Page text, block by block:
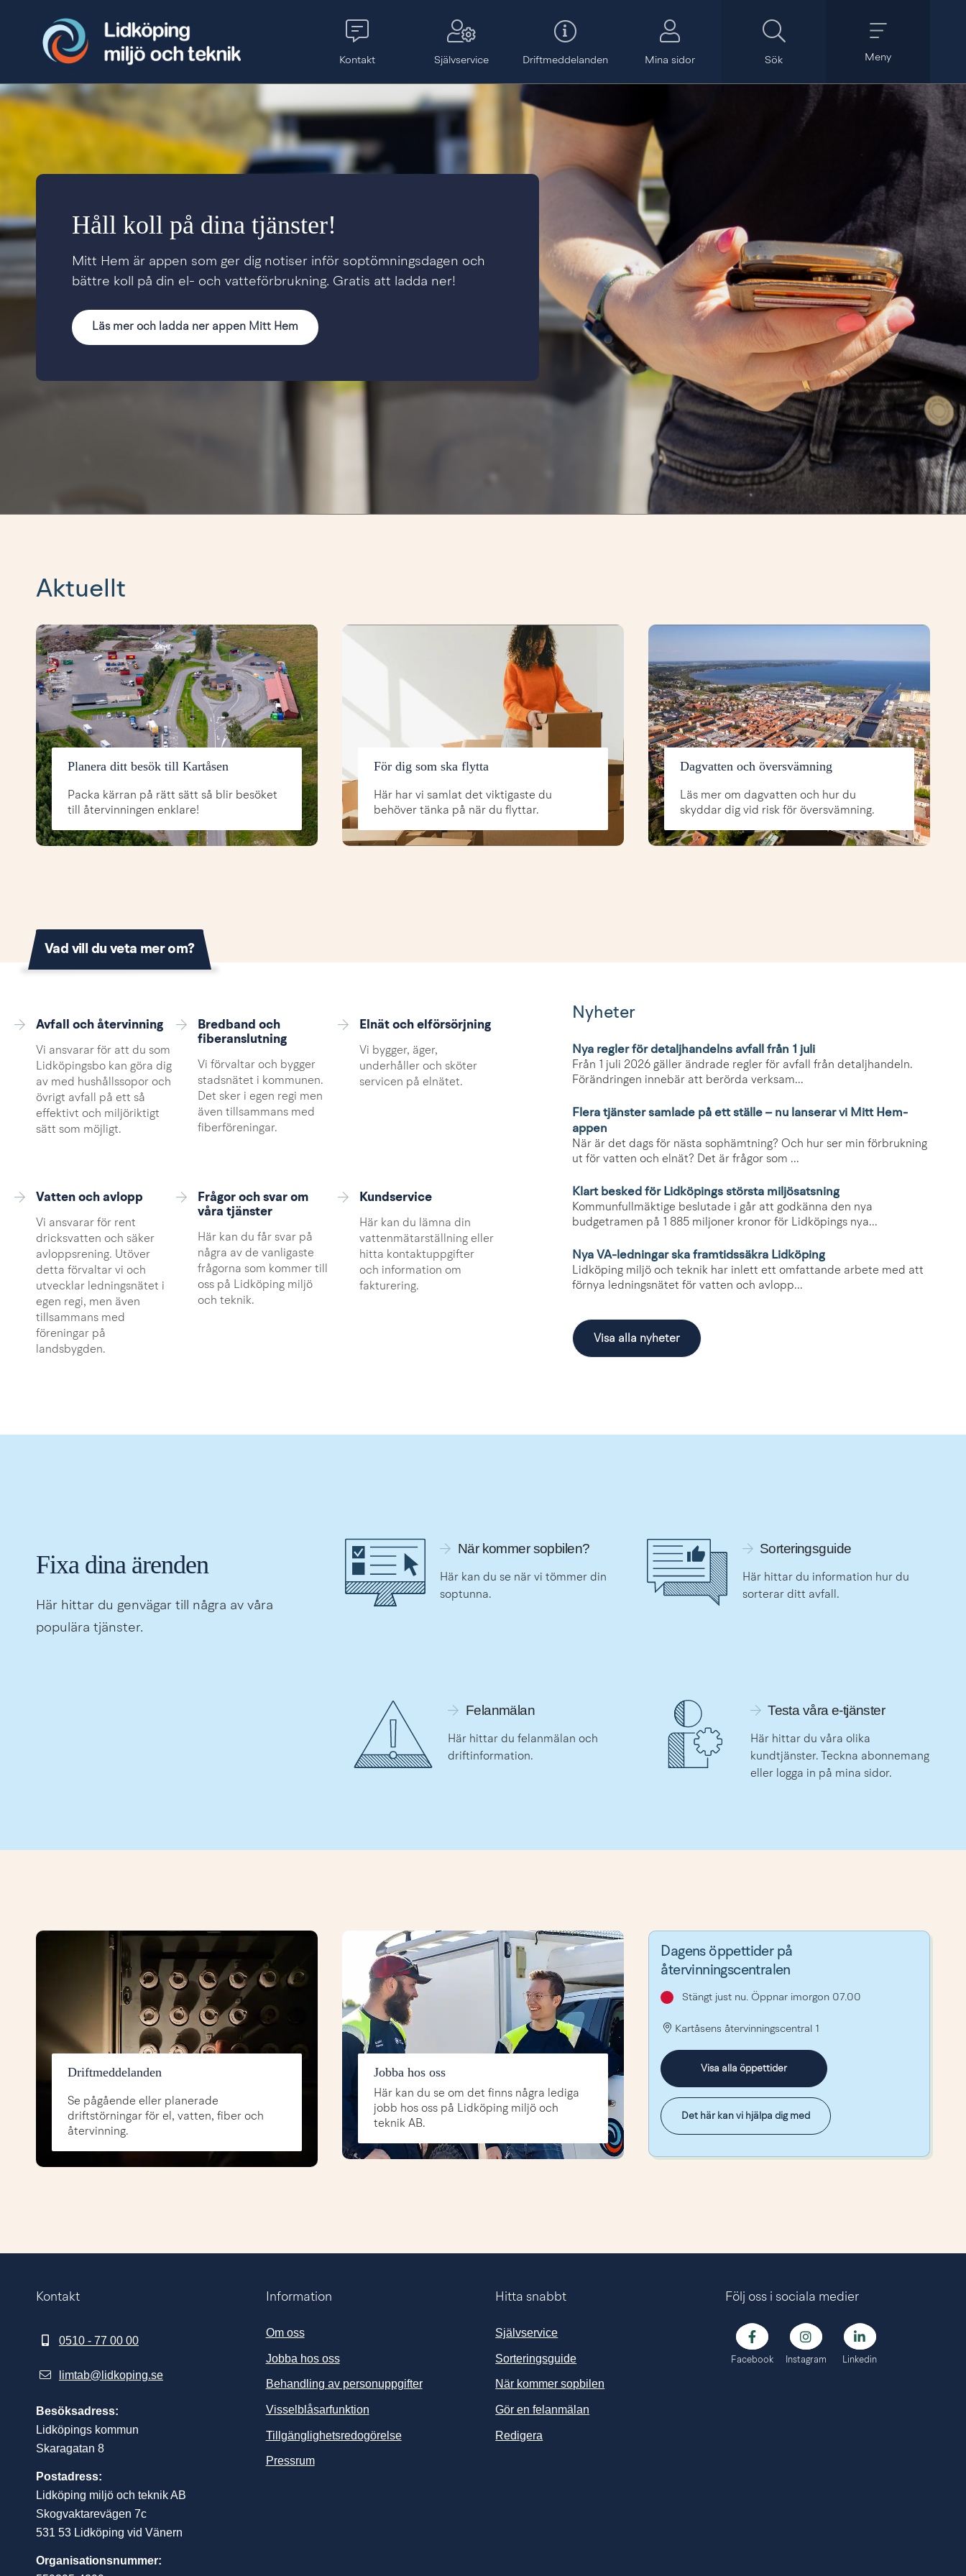
Kontakt Självservice Drift­meddelanden Mina sidor Sök Meny
Håll koll på dina tjänster!
Mitt Hem är appen som ger dig notiser inför soptömningsdagen och
bättre koll på din el- och vatteförbrukning. Gratis att ladda ner!
Läs mer och ladda ner appen Mitt Hem
Vad vill du veta mer om?
Aktuellt
Planera ditt besök till Kartåsen
Packa kärran på rätt sätt så blir besöket
till återvinningen enklare!
För dig som ska flytta
Här har vi samlat det viktigaste du
behöver tänka på när du flyttar.
Dagvatten och översvämning
Läs mer om dagvatten och hur du
skyddar dig vid risk för översvämning.
Avfall och återvinning
Vi ansvarar för att du som
Lidköpingsbo kan göra dig
av med hushållssopor och
övrigt avfall på ett så
effektivt och miljöriktigt
sätt som möjligt.
Bredband och
fiberanslutning
Vi förvaltar och bygger
stadsnätet i kommunen.
Det sker i egen regi men
även tillsammans med
fiberföreningar.
Elnät och elförsörjning
Vi bygger, äger,
underhåller och sköter
servicen på elnätet.
Vatten och avlopp
Vi ansvarar för rent
dricksvatten och säker
avloppsrening. Utöver
detta förvaltar vi och
utvecklar ledningsnätet i
egen regi, men även
tillsammans med
föreningar på
landsbygden.
Frågor och svar om
våra tjänster
Här kan du får svar på
några av de vanligaste
frågorna som kommer till
oss på Lidköping miljö
och teknik.
Kundservice
Här kan du lämna din
vattenmätarställning eller
hitta kontaktuppgifter
och information om
fakturering.
Nyheter
Nya regler för detaljhandelns avfall från 1 juli
Från 1 juli 2026 gäller ändrade regler för avfall från detaljhandeln.
Förändringen innebär att berörda verksam...
Flera tjänster samlade på ett ställe – nu lanserar vi Mitt Hem-
appen
När är det dags för nästa sophämtning? Och hur ser min förbrukning
ut för vatten och elnät? Det är frågor som ...
Klart besked för Lidköpings största miljösatsning
Kommunfullmäktige beslutade i går att godkänna den nya
budgetramen på 1 885 miljoner kronor för Lidköpings nya...
Nya VA-ledningar ska framtidssäkra Lidköping
Lidköping miljö och teknik har inlett ett omfattande arbete med att
förnya ledningsnätet för vatten och avlopp...
Visa alla nyheter
Fixa dina ärenden
Här hittar du genvägar till några av våra
populära tjänster.
När kommer sopbilen?
Här kan du se när vi tömmer din
soptunna.
Länk till tider för sopbilen
Felanmälan
Här hittar du felanmälan och
driftinformation.
Länk till felanmälan
Sorteringsguide
Här hittar du information hur du
sorterar ditt avfall.
Länk till sorteringsguiden
Testa våra e-tjänster
Här hittar du våra olika
kundtjänster. Teckna abonnemang
eller logga in på mina sidor.
Länk till självservice
Driftmeddelanden
Se pågående eller planerade
driftstörningar för el, vatten, fiber och
återvinning.
Jobba hos oss
Här kan du se om det finns några lediga
jobb hos oss på Lidköping miljö och
teknik AB.
Dagens öppettider på
återvinningscentralen
Stängt just nu. Öppnar imorgon 07.00
Kartåsens återvinningscentral 1
Visa alla öppettider
Det här kan vi hjälpa dig med
Kontakt
0510 - 77 00 00
limtab@lidkoping.se
Besöksadress:
Lidköpings kommun
Skaragatan 8
Postadress:
Lidköping miljö och teknik AB
Skogvaktarevägen 7c
531 53 Lidköping vid Vänern
Organisationsnummer:
Information
Om oss
Jobba hos oss
Behandling av personuppgifter
Visselblåsarfunktion
Tillgänglighetsredogörelse
PressrumLänk till annan webbplats, öppnas i nytt fönster.
Hitta snabbt
Självservice
Sorteringsguide
När kommer sopbilen
Gör en felanmälan
Redigera
Följ oss i sociala medier
Facebook Instagram Linkedin